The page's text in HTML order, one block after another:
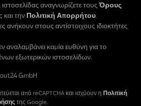
αναγνωρίζετε τουςΌρους
και την Πολιτική Απορρήτου.
ανήκουν στους αντίστοιχους ιδιοκτήτες
αναλαμβάνει καμία ευθύνη για το
εξωτερικών ιστοσελίδων.
GmbH
από reCAPTCHA και ισχύουν η Πολιτική
της Google.